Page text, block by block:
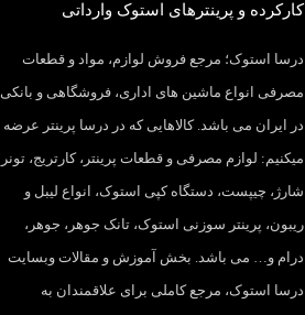
کارکرده و پرینترهای استوک وارداتی
درسا استوک؛ مرجع فروش لوازم، مواد و قطعات
مصرفی انواع ماشین های اداری، فروشگاهی و بانکی
در ایران می باشد. کالاهایی که در درسا پرینتر عرضه
میکنیم: لوازم مصرفی و قطعات پرینتر، کارتریج، تونر
شارژ، چیپست، دستگاه کپی استوک، انواع لیبل و
ریبون، پرینتر سوزنی استوک، تانک جوهر، جوهر،
درام و… می باشد. بخش آموزش و مقالات وبسایت
درسا استوک، مرجع کاملی برای علاقمندان به